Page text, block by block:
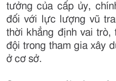
tưởng của cấp ủy,
đối với lực lượng vũ
thời khẳng định vai trò,
đội trong tham gia xây
ở cơ sở.